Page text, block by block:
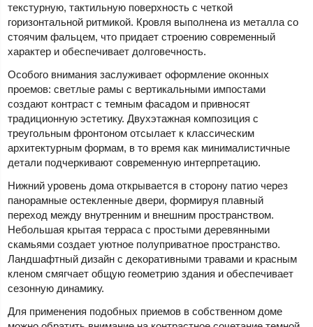
текстурную, тактильную поверхность с четкой
горизонтальной ритмикой. Кровля выполнена из металла со
стоячим фальцем, что придает строению современный
характер и обеспечивает долговечность.
Особого внимания заслуживает оформление оконных
проемов: светлые рамы с вертикальными импостами
создают контраст с темным фасадом и привносят
традиционную эстетику. Двухэтажная композиция с
треугольным фронтоном отсылает к классическим
архитектурным формам, в то время как минималистичные
детали подчеркивают современную интерпретацию.
Нижний уровень дома открывается в сторону патио через
панорамные остекленные двери, формируя плавный
переход между внутренним и внешним пространством.
Небольшая крытая терраса с простыми деревянными
скамьями создает уютное полуприватное пространство.
Ландшафтный дизайн с декоративными травами и красным
кленом смягчает общую геометрию здания и обеспечивает
сезонную динамику.
Для применения подобных приемов в собственном доме